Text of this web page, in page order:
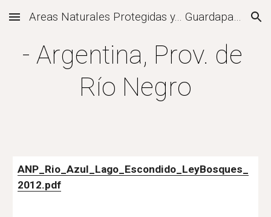
Skip to main content Skip to navigation
Areas Naturales Protegidas y... Guardaparques
- Argentina, Prov. de
Río Negro
ANP_Rio_Azul_Lago_Escondido_LeyBosques_
2012.pdf